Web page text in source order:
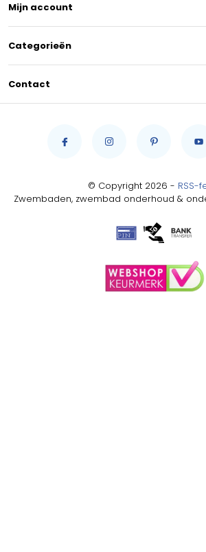
Mijn account
Categorieën
Contact
© Copyright 2026 - RSS-
Zwembaden, zwembad onderhoud &